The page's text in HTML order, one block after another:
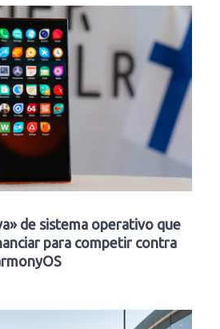
de sistema operativo que
para competir contra